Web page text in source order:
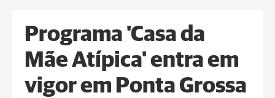
Programa 'Casa da
Mãe Atípica' entra em
vigor em Ponta Grossa